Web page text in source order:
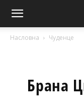
Насловна Чуденце
Брана